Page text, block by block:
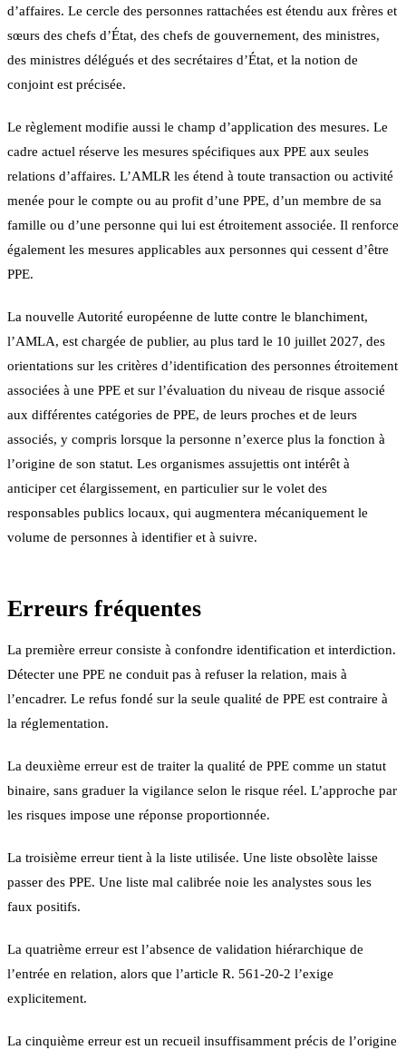
d’affaires. Le cercle des personnes rattachées est étendu aux frères et
sœurs des chefs d’État, des chefs de gouvernement, des ministres,
des ministres délégués et des secrétaires d’État, et la notion de
conjoint est précisée.
Le règlement modifie aussi le champ d’application des mesures. Le
cadre actuel réserve les mesures spécifiques aux PPE aux seules
relations d’affaires. L’AMLR les étend à toute transaction ou activité
menée pour le compte ou au profit d’une PPE, d’un membre de sa
famille ou d’une personne qui lui est étroitement associée. Il renforce
également les mesures applicables aux personnes qui cessent d’être
PPE.
La nouvelle Autorité européenne de lutte contre le blanchiment,
l’AMLA, est chargée de publier, au plus tard le 10 juillet 2027, des
orientations sur les critères d’identification des personnes étroitement
associées à une PPE et sur l’évaluation du niveau de risque associé
aux différentes catégories de PPE, de leurs proches et de leurs
associés, y compris lorsque la personne n’exerce plus la fonction à
l’origine de son statut. Les organismes assujettis ont intérêt à
anticiper cet élargissement, en particulier sur le volet des
responsables publics locaux, qui augmentera mécaniquement le
volume de personnes à identifier et à suivre.
Erreurs fréquentes
La première erreur consiste à confondre identification et interdiction.
Détecter une PPE ne conduit pas à refuser la relation, mais à
l’encadrer. Le refus fondé sur la seule qualité de PPE est contraire à
la réglementation.
La deuxième erreur est de traiter la qualité de PPE comme un statut
binaire, sans graduer la vigilance selon le risque réel. L’approche par
les risques impose une réponse proportionnée.
La troisième erreur tient à la liste utilisée. Une liste obsolète laisse
passer des PPE. Une liste mal calibrée noie les analystes sous les
faux positifs.
La quatrième erreur est l’absence de validation hiérarchique de
l’entrée en relation, alors que l’article R. 561-20-2 l’exige
explicitement.
La cinquième erreur est un recueil insuffisamment précis de l’origine